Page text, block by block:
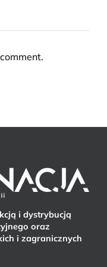
i dystrybucją
oraz
i zagranicznych